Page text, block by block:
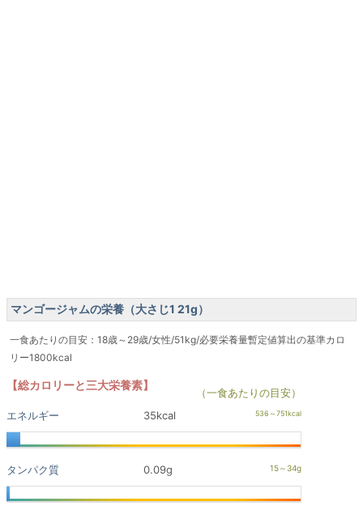
マンゴージャムの栄養（大さじ1 21g）
一食あたりの目安：18歳～29歳/女性/51kg/必要栄養量暫定値算出の基準カロ
リー1800kcal
【総カロリーと三大栄養素】
（一食あたりの目安）
エネルギー
35kcal
タンパク質 0.09g